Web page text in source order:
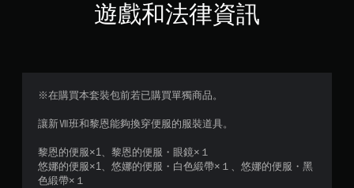
遊戲和法律資訊
※在購買本套裝包前若已購買單獨商品。
讓新Ⅶ班和黎恩能夠換穿便服的服裝道具。
黎恩的便服×1、黎恩的便服・眼鏡×１
悠娜的便服×1、悠娜的便服・白色緞帶×１、悠娜的便服・黑
色緞帶×１